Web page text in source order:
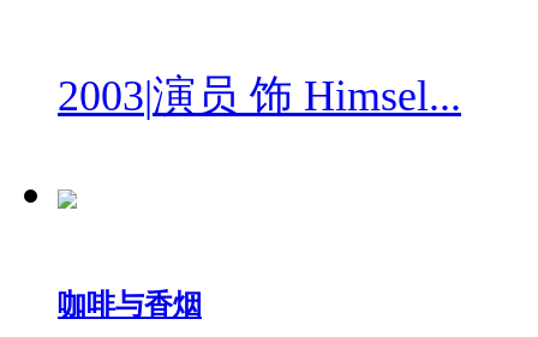
2003|演员 饰 Himsel...
咖啡与香烟